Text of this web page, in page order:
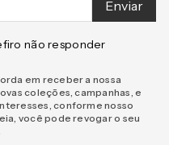
Enviar
não responder
em receber a nossa
coleções, campanhas, e
conforme nosso
você pode revogar o seu